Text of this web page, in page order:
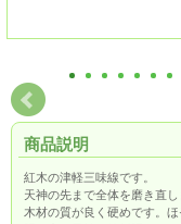
商品説明
紅木の津軽三味線です。
天神の先まで全体を磨き直
木材の質が良く硬めです。